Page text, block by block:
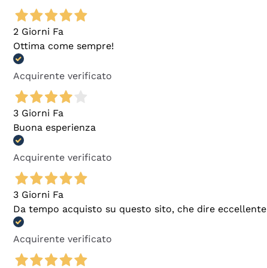
2 Giorni Fa
Ottima come sempre!
Acquirente verificato
3 Giorni Fa
Buona esperienza
Acquirente verificato
3 Giorni Fa
Da tempo acquisto su questo sito, che dire eccellente
Acquirente verificato